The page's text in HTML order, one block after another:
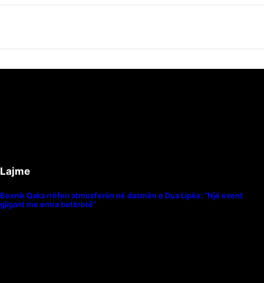
Lajme
Besnik Qaka rrëfen atmosferën në dasmën e Dua Lipës: “Një event
gjigant me emra botërorë”